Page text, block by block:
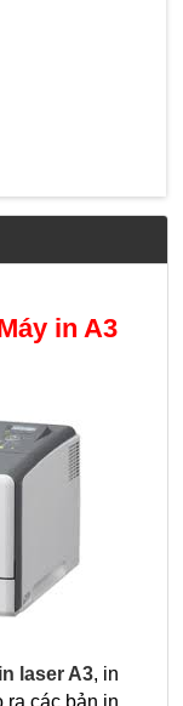
in A3
laser A3, in